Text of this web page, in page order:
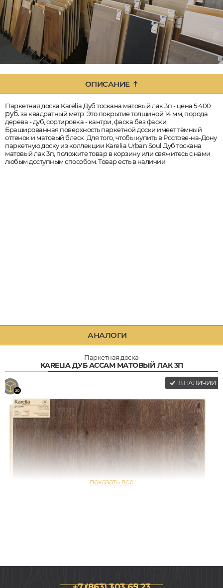
ОПИСАНИЕ
Паркетная доска Karelia Дуб тоскана матовый лак 3п - цена 5 400
руб.за квадратный метр. Это покрытие толщиной 14 мм, порода
дерева - дуб, сортировка - кантри, фаска без фаски.
Брашированная поверхность паркетной доски имеет тёмный
оттенок и матовый блеск. Для того, чтобы купить в Ростове-на-Дону
паркетную доску из коллекции Karelia Urban Soul Дуб тоскана
матовый лак 3п, положите товар в корзину или свяжитесь с нами
любым доступным способом. Товар есть в наличии.
АНАЛОГИ
Паркетная доска
KARELIA ДУБ АССАМ МАТОВЫЙ ЛАК 3П
В НАЛИЧИИ